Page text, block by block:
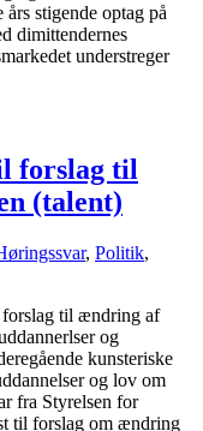
stigende optag på
dimittendernes
understreger
forslag til
(talent)
, Politik,
forslag til ændring af
og
kunsteriske
og lov om
fra Styrelsen for
til forslag om ændring